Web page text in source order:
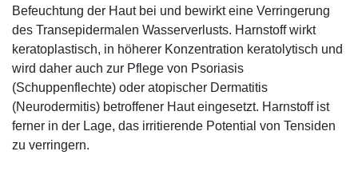
Befeuchtung der Haut bei und bewirkt eine Verringerung
des Transepidermalen Wasserverlusts. Harnstoff wirkt
keratoplastisch, in höherer Konzentration keratolytisch und
wird daher auch zur Pflege von Psoriasis
(Schuppenflechte) oder atopischer Dermatitis
(Neurodermitis) betroffener Haut eingesetzt. Harnstoff ist
ferner in der Lage, das irritierende Potential von Tensiden
zu verringern.